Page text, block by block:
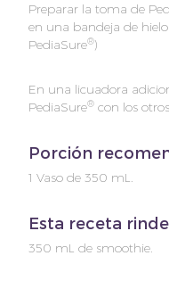
Preparar la toma de
en una bandeja de
PediaSure®)
En una licuadora
PediaSure®con los
Porción
1 Vaso de 350 mL.
Esta receta rinde
350 mL de smoothie.